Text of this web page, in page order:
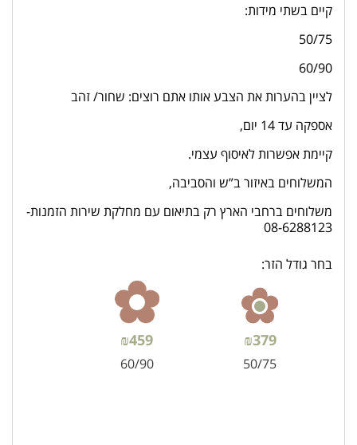
קיים בשתי מידות:
50/75
60/90
לציין בהערות את הצבע אותו אתם רוצים: שחור/ זהב
אספקה עד 14 יום,
קיימת אפשרות לאיסוף עצמי.
המשלוחים באיזור ב”ש והסביבה,
משלוחים ברחבי הארץ רק בתיאום עם מחלקת שירות הזמנות-
08-6288123
בחר גודל הזר:
₪379
50/75
₪459
60/90